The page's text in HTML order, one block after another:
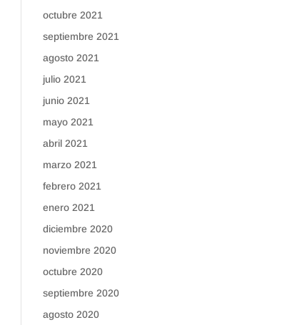
octubre 2021
septiembre 2021
agosto 2021
julio 2021
junio 2021
mayo 2021
abril 2021
marzo 2021
febrero 2021
enero 2021
diciembre 2020
noviembre 2020
octubre 2020
septiembre 2020
agosto 2020